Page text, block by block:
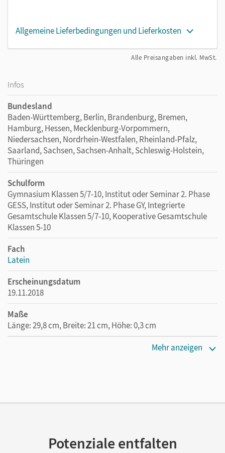
Allgemeine Lieferbedingungen und Lieferkosten
Alle Preisangaben inkl. MwSt.
Infos
Bundesland
Baden-Württemberg, Berlin, Brandenburg, Bremen,
Hamburg, Hessen, Mecklenburg-Vorpommern,
Niedersachsen, Nordrhein-Westfalen, Rheinland-Pfalz,
Saarland, Sachsen, Sachsen-Anhalt, Schleswig-Holstein,
Thüringen
Schulform
Gymnasium Klassen 5/7-10, Institut oder Seminar 2. Phase
GESS, Institut oder Seminar 2. Phase GY, Integrierte
Gesamtschule Klassen 5/7-10, Kooperative Gesamtschule
Klassen 5-10
Fach
Latein
Erscheinungsdatum
19.11.2018
Maße
Länge: 29,8 cm, Breite: 21 cm, Höhe: 0,3 cm
Mehr anzeigen
Potenziale entfalten